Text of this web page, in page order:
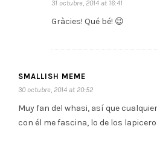
31 octubre, 2014 at 16:41
Gràcies! Qué bé! 😉
SMALLISH MEME
30 octubre, 2014 at 20:52
Muy fan del whasi, así que
con él me fascina, lo de los